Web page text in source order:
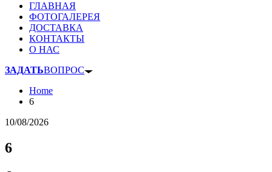
ГЛАВНАЯ
ФОТОГАЛЕРЕЯ
ДОСТАВКА
КОНТАКТЫ
О НАС
ЗАДАТЬВОПРОС
Home
6
10/08/2026
6